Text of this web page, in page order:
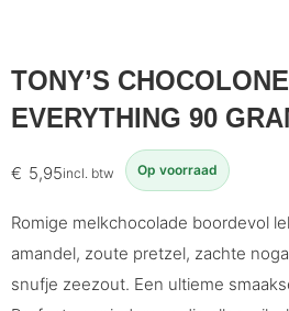
TONY’S
EVERYTHING 90
€ 5,95incl. btw Op voorraad
Romige melkchocolade boordevol
amandel, zoute pretzel, zachte
snufje zeezout. Een ultieme